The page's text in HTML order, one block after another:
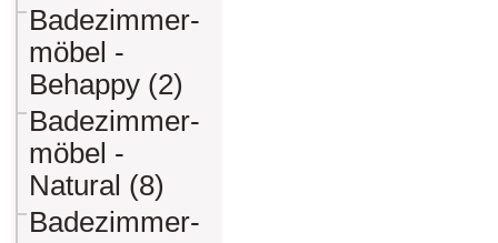
Badezimmer-
möbel -
Behappy (2)
Badezimmer-
möbel -
Natural (8)
Badezimmer-